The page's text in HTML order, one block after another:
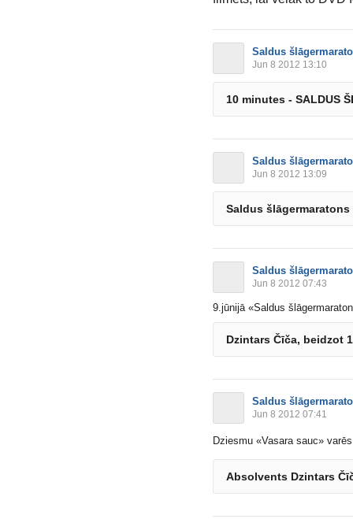
Saldus
Jun 8 2012 13:10
10 minutes - SALDUS
Saldus
Jun 8 2012 13:09
Saldus šlāgermaratons
Saldus
Jun 8 2012 07:43
9.jūnijā «Saldus
Dzintars Čīča, beidzot
Saldus
Jun 8 2012 07:41
Dziesmu «Vasara sauc»
Absolvents Dzintars